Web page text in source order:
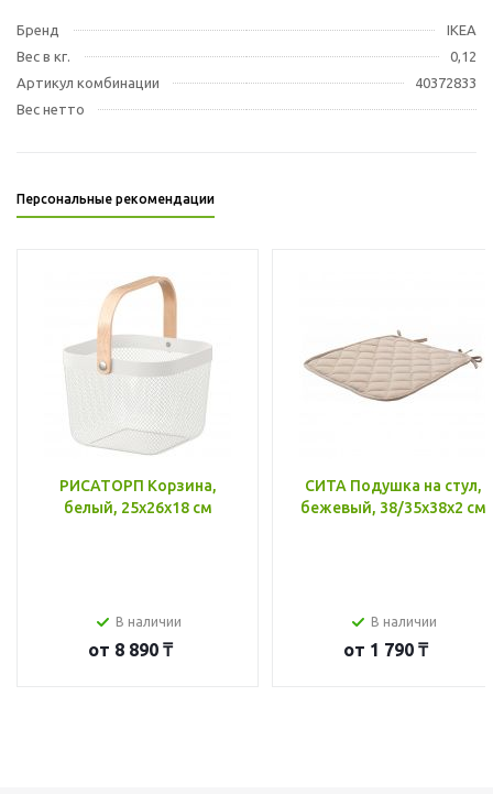
Бренд
IKEA
Вес в кг.
0,12
Артикул комбинации
40372833
Вес нетто
Персональные рекомендации
РИСАТОРП Корзина,
белый, 25x26x18 см
В наличии
от 8 890 ₸
СИТА Подушка на стул,
бежевый, 38/35x38x2 см
В наличии
от 1 790 ₸